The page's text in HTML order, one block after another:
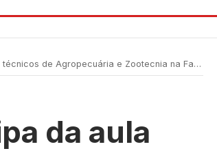
Agropecuária e Zootecnia na Fatec Sertão Central
da aula